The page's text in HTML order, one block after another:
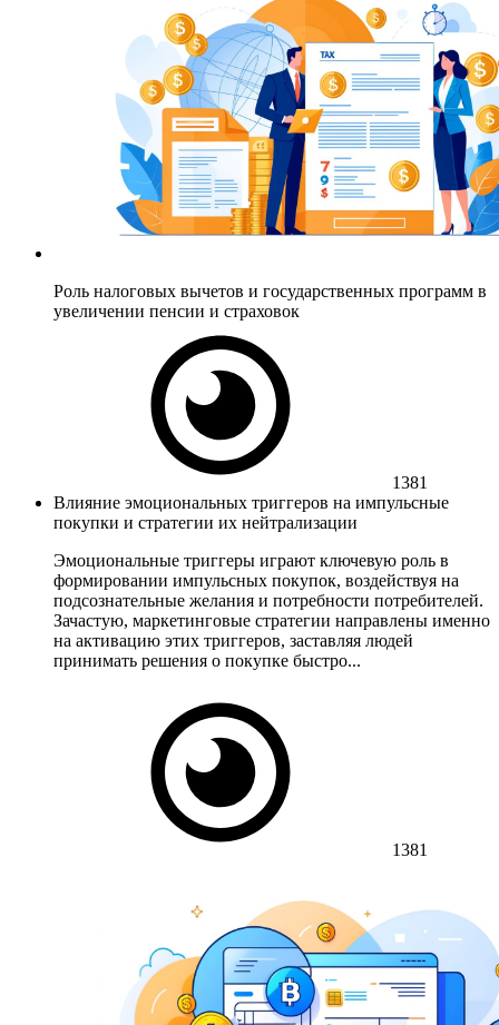
Роль налоговых вычетов и государственных программ в
увеличении пенсии и страховок
1381
Влияние эмоциональных триггеров на импульсные
покупки и стратегии их нейтрализации
Эмоциональные триггеры играют ключевую роль в
формировании импульсных покупок, воздействуя на
подсознательные желания и потребности потребителей.
Зачастую, маркетинговые стратегии направлены именно
на активацию этих триггеров, заставляя людей
принимать решения о покупке быстро...
1381